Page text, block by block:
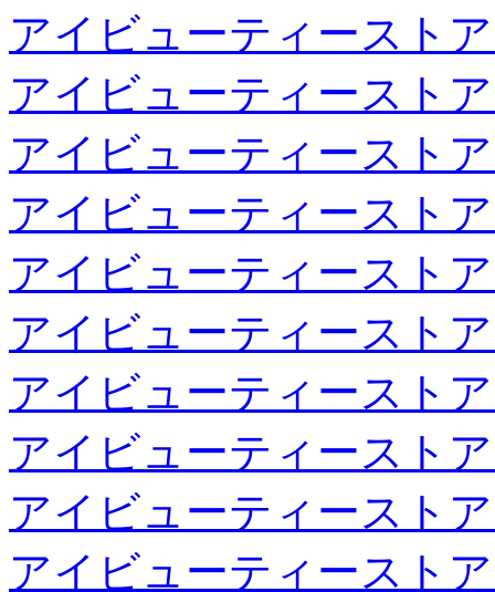
アイビューティースト
アイビューティースト
アイビューティースト
アイビューティースト
アイビューティースト
アイビューティースト
アイビューティースト
アイビューティースト
アイビューティースト
アイビューティースト